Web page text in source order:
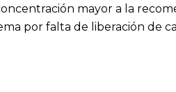
mayor a la
por falta de liberación de